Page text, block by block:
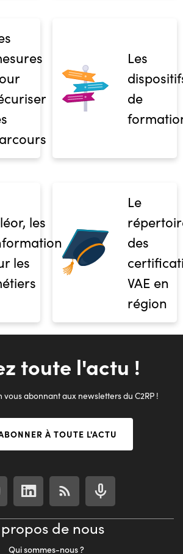
Les
de
les
les
Le
des
VAE en
région
toute l'actu !
vous abonnant aux newsletters du C2RP !
À TOUTE L'ACTU
de nous
Qui sommes-nous ?